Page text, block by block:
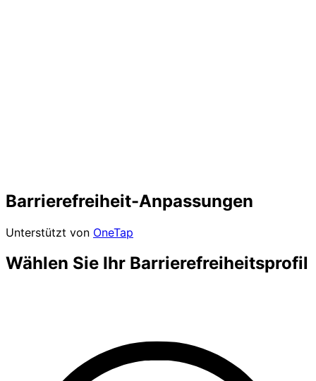
Barrierefreiheit-Anpassungen
Unterstützt von OneTap
Wählen Sie Ihr Barrierefreiheitsprofil